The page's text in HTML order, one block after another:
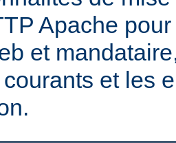
Apache
et
et les